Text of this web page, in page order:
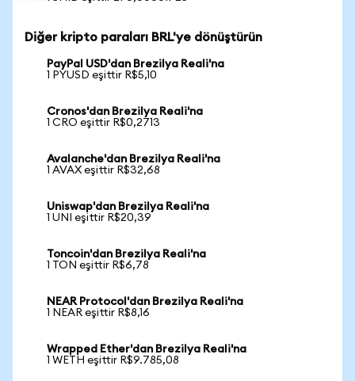
Diğer kripto paraları BRL'ye dönüştürün
PayPal USD'dan Brezilya Reali'na
1 PYUSD eşittir R$5,10
Cronos'dan Brezilya Reali'na
1 CRO eşittir R$0,2713
Avalanche'dan Brezilya Reali'na
1 AVAX eşittir R$32,68
Uniswap'dan Brezilya Reali'na
1 UNI eşittir R$20,39
Toncoin'dan Brezilya Reali'na
1 TON eşittir R$6,78
NEAR Protocol'dan Brezilya Reali'na
1 NEAR eşittir R$8,16
Wrapped Ether'dan Brezilya Reali'na
1 WETH eşittir R$9.785,08